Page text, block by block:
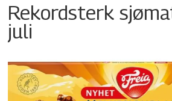
Rekordsterk
juli